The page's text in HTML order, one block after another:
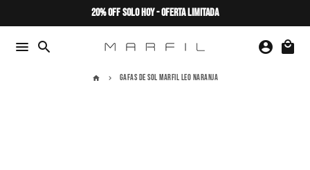
directamente
20% OFF SOLO HOY - OFERTA LIMITADA
menu search account_circle local_mall
home keyboard_arrow_right GAFAS DE SOL MARFIL LEO NARANJA